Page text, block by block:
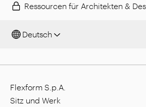
Ressourcen für Architekten &
Deutsch
Flexform S.p.A.
Sitz und Werk